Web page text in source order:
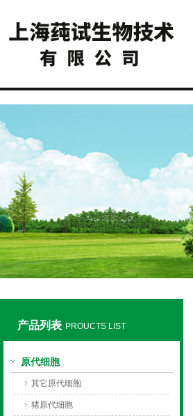
产品列表 PROUCTS LIST
原代细胞
其它原代细胞
猪原代细胞